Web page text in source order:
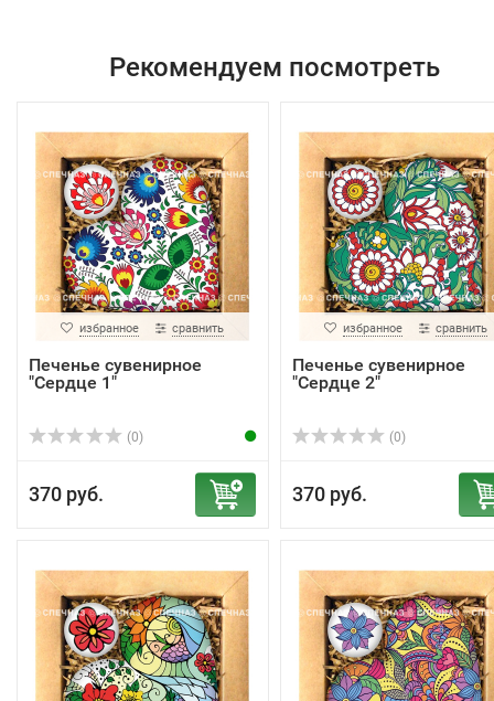
Рекомендуем посмотреть
избранное сравнить
Печенье сувенирное
"Сердце 1"
(0)
370 руб.
избранное сравнить
Печенье сувенирное
"Сердце 2"
(0)
370 руб.